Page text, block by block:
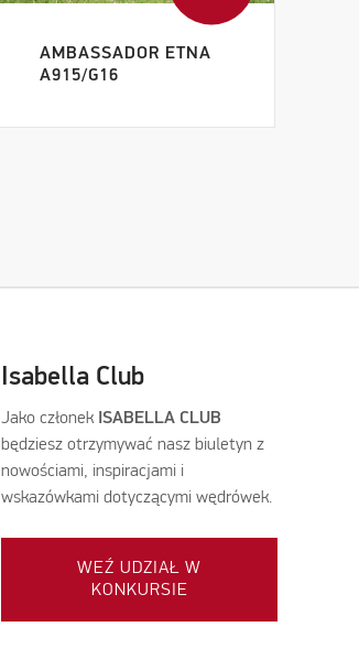
AMBASSADOR ETNA
A915/G16
Isabella Club
Jako członekISABELLA CLUB
będziesz otrzymywać nasz biuletyn z
nowościami, inspiracjami i
wskazówkami dotyczącymi wędrówek.
WEŹ UDZIAŁ W
KONKURSIE